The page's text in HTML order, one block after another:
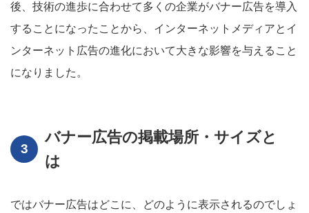
後、技術の進歩に合わせて多くの企業がバナー広告を導入
することになったことから、インターネットメディアとイ
ンターネット広告の進化において大きな影響を与えること
になりました。
バナー広告の掲載場所・サイズと
は
ではバナー広告はどこに、どのように表示されるのでしょ